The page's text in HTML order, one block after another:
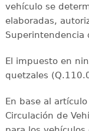
vehículo se
elaboradas,
Superintendencia
El impuesto en
quetzales
En base al
Circulación de